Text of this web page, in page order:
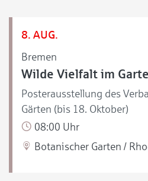
8. AUG.
Bremen
Wilde Vielfalt im
Posterausstellung des
Gärten (bis 18. Oktober)
08:00 Uhr
Botanischer Garten /